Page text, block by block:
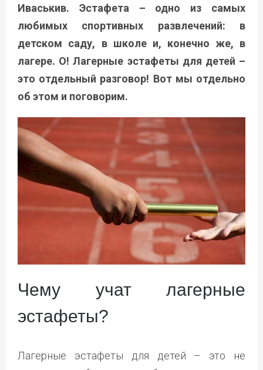
Иваськив. Эстафета – одно из самых
любимых спортивных развлечений: в
детском саду, в школе и, конечно же, в
лагере. О! Лагерные эстафеты для детей –
это отдельный разговор! Вот мы отдельно
об этом и поговорим.
Чему учат лагерные
эстафеты?
Лагерные эстафеты для детей – это не